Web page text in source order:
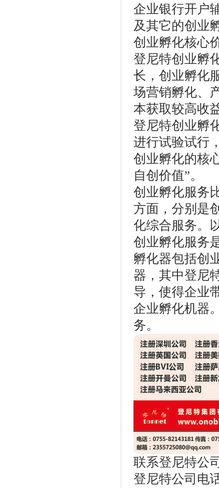
企业银行开户
及其它的创业
创业
登尼特创业孵
长，创业孵化
场营销孵化、
本获取较高收
登尼特创业孵
进行试验试行
创业孵化的核
自创价值”。
创业孵化服务
方面，分别是
化综合服务。
创业孵化服务
孵化器包括创
器，其中登尼
导，使得企业
企业孵化机器
务。
联系登尼特公
登尼特公司电